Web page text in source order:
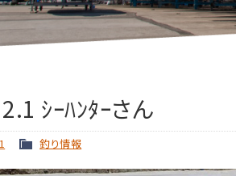
ｼｰﾊﾝﾀｰさん
釣り情報